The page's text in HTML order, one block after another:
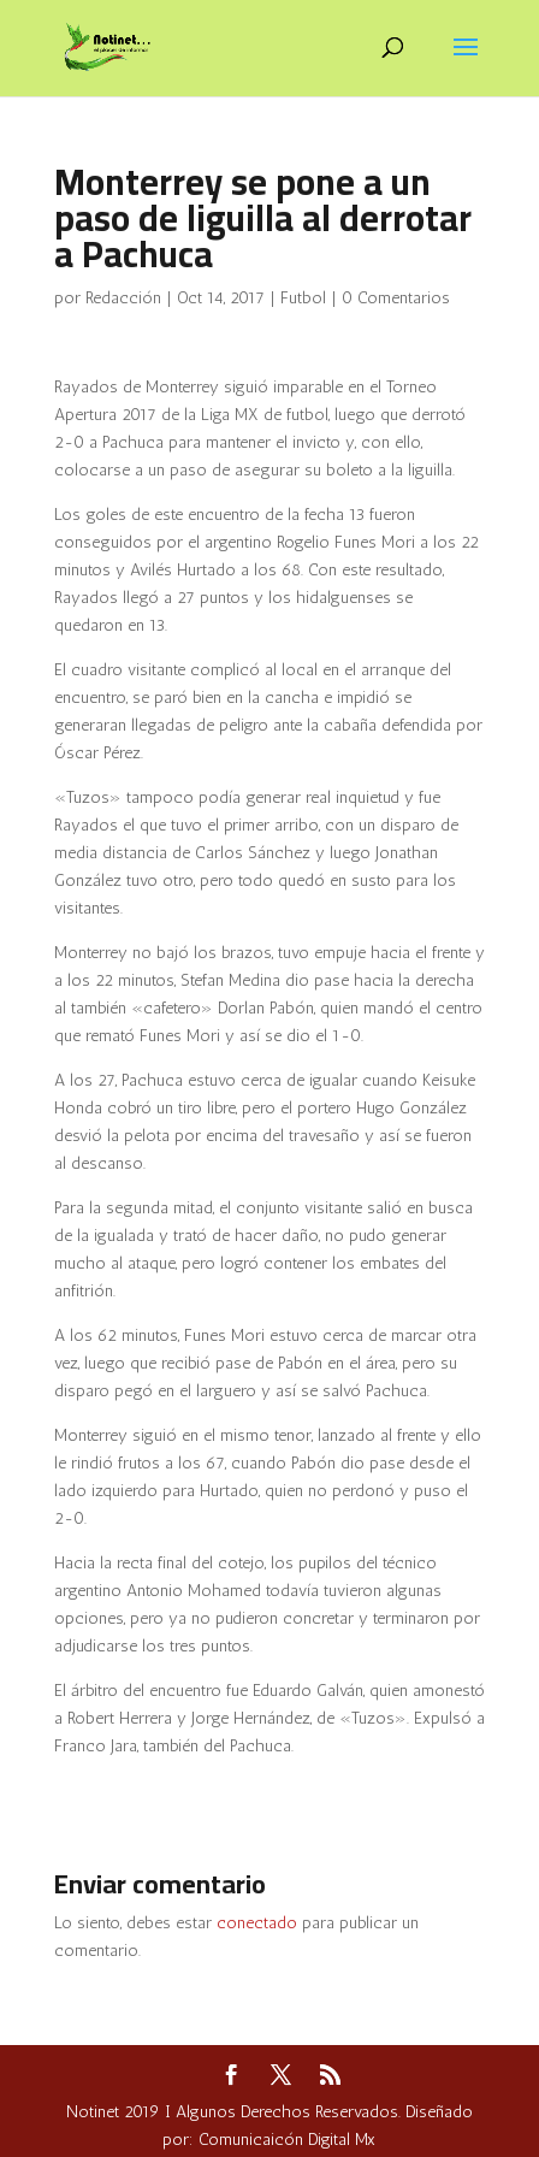
Monterrey se pone a un
paso de liguilla al derrotar
a Pachuca
por Redacción | Oct 14, 2017 | Futbol | 0 Comentarios
Rayados de Monterrey siguió imparable en el Torneo
Apertura 2017 de la Liga MX de futbol, luego que derrotó
2-0 a Pachuca para mantener el invicto y, con ello,
colocarse a un paso de asegurar su boleto a la liguilla.
Los goles de este encuentro de la fecha 13 fueron
conseguidos por el argentino Rogelio Funes Mori a los 22
minutos y Avilés Hurtado a los 68. Con este resultado,
Rayados llegó a 27 puntos y los hidalguenses se
quedaron en 13.
El cuadro visitante complicó al local en el arranque del
encuentro, se paró bien en la cancha e impidió se
generaran llegadas de peligro ante la cabaña defendida por
Óscar Pérez.
«Tuzos» tampoco podía generar real inquietud y fue
Rayados el que tuvo el primer arribo, con un disparo de
media distancia de Carlos Sánchez y luego Jonathan
González tuvo otro, pero todo quedó en susto para los
visitantes.
Monterrey no bajó los brazos, tuvo empuje hacia el frente y
a los 22 minutos, Stefan Medina dio pase hacia la derecha
al también «cafetero» Dorlan Pabón, quien mandó el centro
que remató Funes Mori y así se dio el 1-0.
A los 27, Pachuca estuvo cerca de igualar cuando Keisuke
Honda cobró un tiro libre, pero el portero Hugo González
desvió la pelota por encima del travesaño y así se fueron
al descanso.
Para la segunda mitad, el conjunto visitante salió en busca
de la igualada y trató de hacer daño, no pudo generar
mucho al ataque, pero logró contener los embates del
anfitrión.
A los 62 minutos, Funes Mori estuvo cerca de marcar otra
vez, luego que recibió pase de Pabón en el área, pero su
disparo pegó en el larguero y así se salvó Pachuca.
Monterrey siguió en el mismo tenor, lanzado al frente y ello
le rindió frutos a los 67, cuando Pabón dio pase desde el
lado izquierdo para Hurtado, quien no perdonó y puso el
2-0.
Hacia la recta final del cotejo, los pupilos del técnico
argentino Antonio Mohamed todavía tuvieron algunas
opciones, pero ya no pudieron concretar y terminaron por
adjudicarse los tres puntos.
El árbitro del encuentro fue Eduardo Galván, quien amonestó
a Robert Herrera y Jorge Hernández, de «Tuzos». Expulsó a
Franco Jara, también del Pachuca.
Enviar comentario
Lo siento, debes estar conectado para publicar un
comentario.
Notinet 2019 I Algunos Derechos Reservados. Diseñado
por: Comunicaicón Digital Mx